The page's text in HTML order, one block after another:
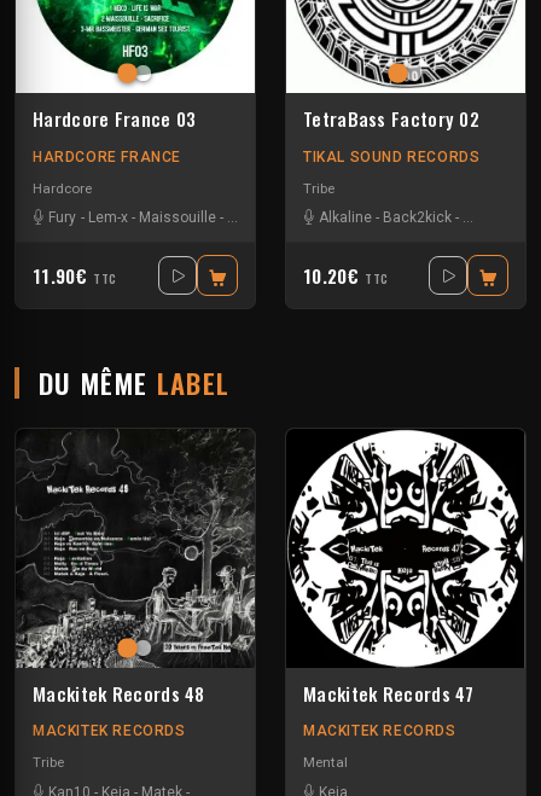
Hardcore France 03
HARDCORE FRANCE
Hardcore
Fury - Lem-x - Maissouille - Mr. Bassmeister- Neko
11.90€ TTC
TetraBass Factory 02
TIKAL SOUND RECORDS
Tribe
Alkaline - Back2kick - Gui-two
10.20€ TTC
DU MÊME LABEL
Mackitek Records 48
MACKITEK RECORDS
Tribe
Kan10 - Keja - Matek -
Mackitek Records 47
MACKITEK RECORDS
Mental
Keja